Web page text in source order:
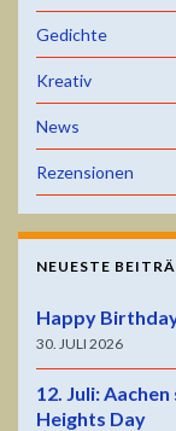
Gedichte
Kreativ
News
Rezensionen
NEUESTE
Happy
30. JULI 2026
12. Juli:
Heights Day